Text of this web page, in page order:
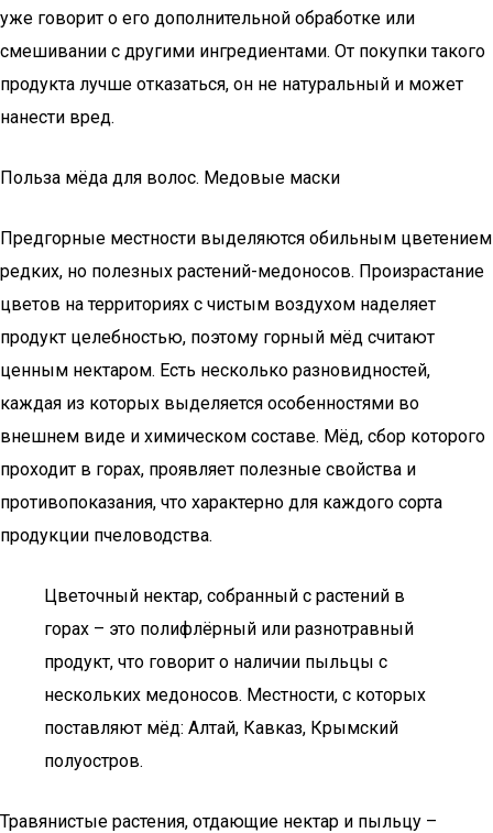
уже говорит о его дополнительной обработке или
смешивании с другими ингредиентами. От покупки такого
продукта лучше отказаться, он не натуральный и может
нанести вред.
Польза мёда для волос. Медовые маски
Предгорные местности выделяются обильным цветением
редких, но полезных растений-медоносов. Произрастание
цветов на территориях с чистым воздухом наделяет
продукт целебностью, поэтому горный мёд считают
ценным нектаром. Есть несколько разновидностей,
каждая из которых выделяется особенностями во
внешнем виде и химическом составе. Мёд, сбор которого
проходит в горах, проявляет полезные свойства и
противопоказания, что характерно для каждого сорта
продукции пчеловодства.
Цветочный нектар, собранный с растений в
горах – это полифлёрный или разнотравный
продукт, что говорит о наличии пыльцы с
нескольких медоносов. Местности, с которых
поставляют мёд: Алтай, Кавказ, Крымский
полуостров.
Травянистые растения, отдающие нектар и пыльцу –